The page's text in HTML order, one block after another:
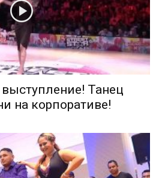
Танец
на корпоративе!